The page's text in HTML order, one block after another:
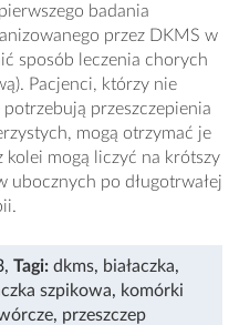
badania
przez DKMS w
sposób leczenia chorych
Pacjenci, którzy nie
przeszczepienia
mogą otrzymać je
kolei mogą liczyć na krótszy
ubocznych po długotrwałej
, Tagi: dkms, białaczka,
szpikowa, komórki
, przeszczep